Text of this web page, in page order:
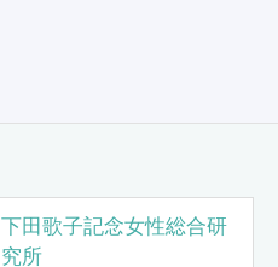
下田歌子記念女性総合研
究所